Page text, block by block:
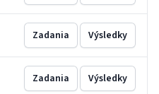
Zadania Výsledky
Zadania Výsledky